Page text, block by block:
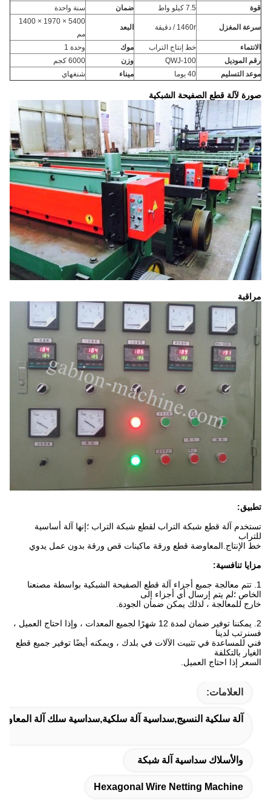
قوة 7.5 كيلو واط ضمان سنة واحدة
سرعة المغزل 1460r / دقيقة البعد
5400 × 1970 × 1400
مم
الانتماء
خط إنتاج التراب موك
وحدة 1
رقم الموديل
QWJ-100 وزن
6000 كجم
موعد التسليم
40 يوما ميناء شنغهاي
صورة لآلة قطع الصفيحة الشبكية
مراقبة
تطبيق:
تستخدم آلة قطع شبكة التراب لقطع شبكة التراب ؛إنها آلة أساسية
للتراب
خط الإنتاج.المعاوضة قطع ورقة ماكينات قص ورقة بدون عمل يدوي
مزايا تنافسية:
1. تتم معالجة جميع أجزاء آلة قطع الصفيحة الشبكية بواسطة مصنعنا
الخاص ؛لم يتم إرسال أي أجزاء إلى
خارج للمعالجة ، لذلك يمكن ضمان الجودة.
2. يمكننا توفير ضمان لمدة 12 شهرًا لجميع المعدات ، وإذا احتاج العميل ،
فسنرتب لدينا
فني للمساعدة في تثبيت الآلات في بلدك ، ويمكنه أيضًا توفير جميع قطع
الغيار بالتكلفة
السعر إذا احتاج العميل.
العلامات:
آلة سلكية النسيج,سداسية آلة سلكية,سداسية سلك آلة
والأسلاك سداسية آلة شبكة
Hexagonal Wire Netting Machine